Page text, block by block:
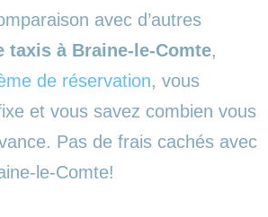
avec d’autres
taxis à Braine-le-Comte,
de réservation, vous
et vous savez combien vous
Pas de frais cachés avec
le-Comte!